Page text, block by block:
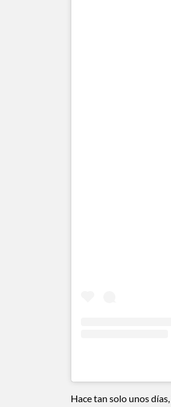
Hace tan solo unos días,